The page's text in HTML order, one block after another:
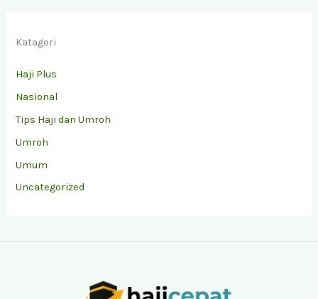
Katagori
Haji Plus
Nasional
Tips Haji dan Umroh
Umroh
Umum
Uncategorized
Instagram
YouTube
TikTok